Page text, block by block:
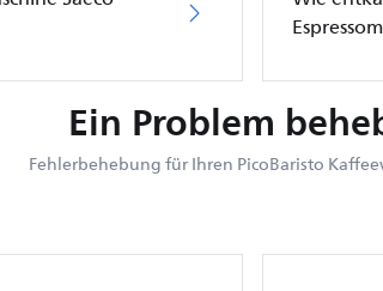
Ein Problem
Fehlerbehebung für Ihren PicoBaristo